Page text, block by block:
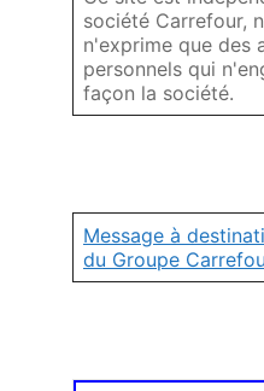
société Carrefour,
n'exprime que des
personnels qui
façon la société.
Message à
du Groupe